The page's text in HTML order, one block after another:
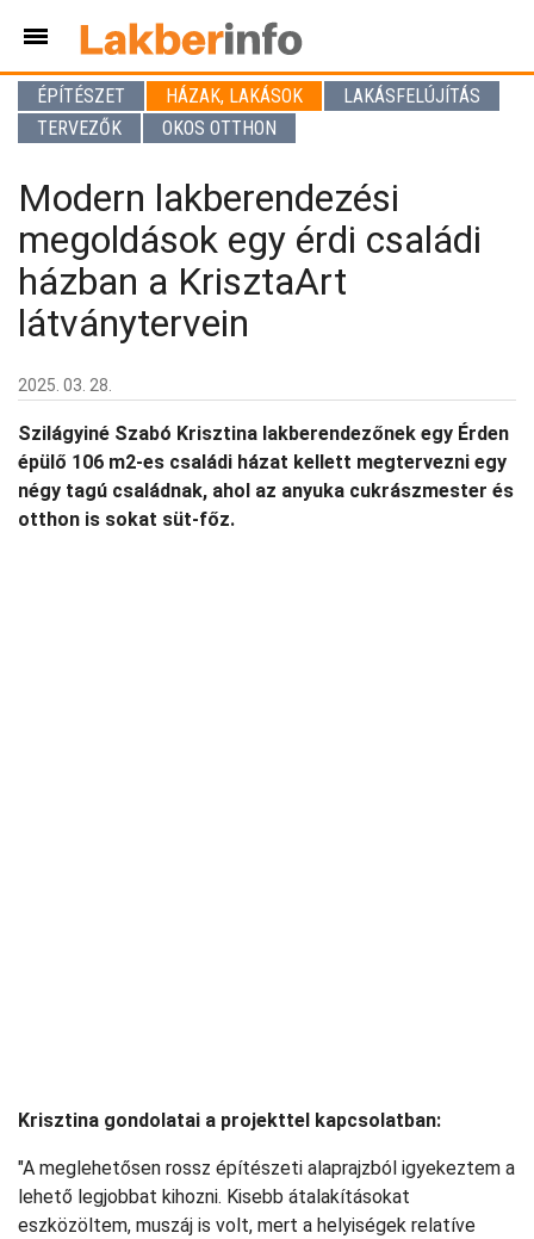
ÉPÍTÉSZET HÁZAK, LAKÁSOK
LAKÁSFELÚJÍTÁS
TERVEZŐK
OKOS OTTHON
Modern lakberendezési
megoldások egy érdi családi
házban a KrisztaArt
látványtervein
2025. 03. 28.
Szilágyiné Szabó Krisztina lakberendezőnek egy Érden
épülő 106 m2-es családi házat kellett megtervezni egy
négy tagú családnak, ahol az anyuka cukrászmester és
otthon is sokat süt-főz.
Krisztina gondolatai a projekttel kapcsolatban:
"A meglehetősen rossz építészeti alaprajzból igyekeztem a
lehető legjobbat kihozni. Kisebb átalakításokat
eszközöltem, muszáj is volt, mert a helyiségek relatíve